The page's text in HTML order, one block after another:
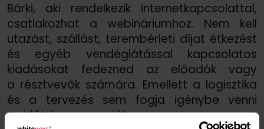
Bárki, aki rendelkezik internetkapcsolattal,
csatlakozhat a webináriumhoz. Nem kell
utazást, szállást, terembérleti díjat étkezést
és egyéb vendéglátással kapcsolatos
kiadásokat fedezned az előadók vagy
a résztvevők számára. Emellett a logisztika
és a tervezés sem fogja igénybe venni
az időt és az energiát.